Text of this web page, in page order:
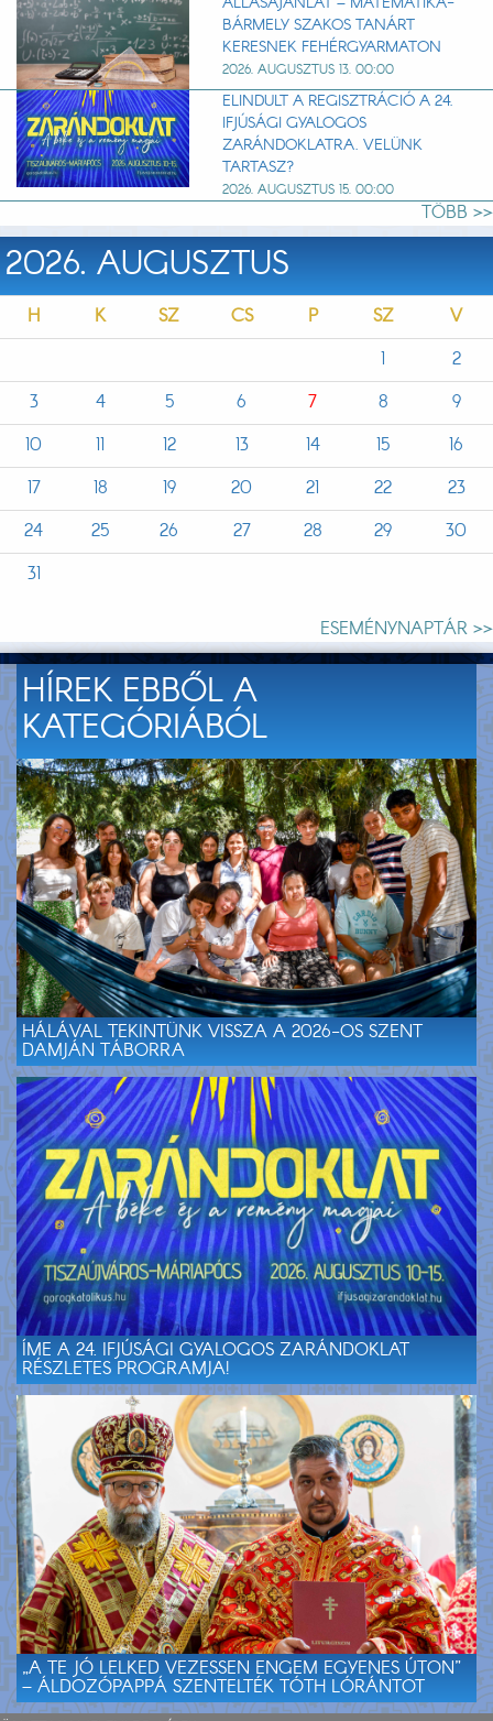
BÁRMELY SZAKOS TANÁRT
KERESNEK FEHÉRGYARMATON
2026. AUGUSZTUS 13. 00:00
ELINDULT A REGISZTRÁCIÓ A 24.
IFJÚSÁGI GYALOGOS
ZARÁNDOKLATRA. VELÜNK
TARTASZ?
2026. AUGUSZTUS 15. 00:00
TÖBB >>
2026. AUGUSZTUS
H K SZ CS P SZ
V
1
2
3
4 5 6 7 8
9
10
11 12 13 14 15
16
17
18 19 20 21 22
23
24
25 26 27 28 29
30
31
ESEMÉNYNAPTÁR >>
HÍREK EBBŐL A
KATEGÓRIÁBÓL
HÁLÁVAL TEKINTÜNK VISSZA A 2026-OS SZENT
DAMJÁN TÁBORRA
ÍME A 24. IFJÚSÁGI GYALOGOS ZARÁNDOKLAT
RÉSZLETES PROGRAMJA!
„A TE JÓ LELKED VEZESSEN ENGEM EGYENES ÚTON”
– ÁLDOZÓPAPPÁ SZENTELTÉK TÓTH LÓRÁNTOT